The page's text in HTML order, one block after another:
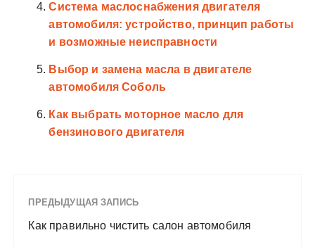
Система маслоснабжения двигателя
автомобиля: устройство, принцип работы
и возможные неисправности
Выбор и замена масла в двигателе
автомобиля Соболь
Как выбрать моторное масло для
бензинового двигателя
ПРЕДЫДУЩАЯ ЗАПИСЬ
Как правильно чистить салон автомобиля